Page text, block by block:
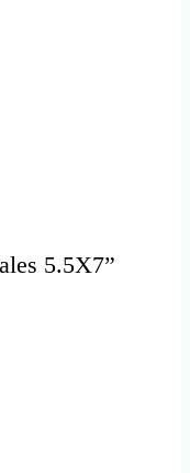
5.5X7”